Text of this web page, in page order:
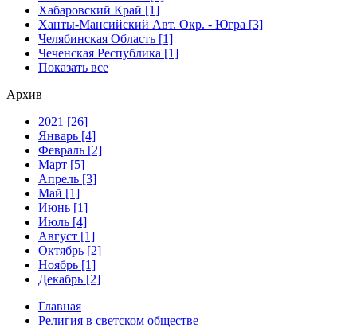
Хабаровский Край [1]
Ханты-Мансийский Авт. Окр. - Югра [3]
Челябинская Область [1]
Чеченская Республика [1]
Показать все
Архив
2021 [26]
Январь [4]
Февраль [2]
Март [5]
Апрель [3]
Май [1]
Июнь [1]
Июль [4]
Август [1]
Октябрь [2]
Ноябрь [1]
Декабрь [2]
Главная
Религия в светском обществе